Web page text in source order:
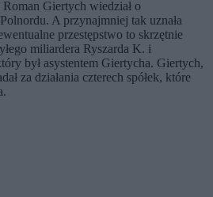
Giertych wiedział o
A przynajmniej tak uznała
przestępstwo to skrzętnie
miliardera Ryszarda K. i
był asystentem Giertycha. Giertych,
za działania czterech spółek, które